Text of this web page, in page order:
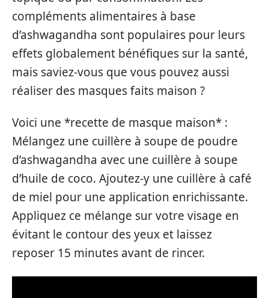
compléments alimentaires à base
d’ashwagandha sont populaires pour leurs
effets globalement bénéfiques sur la santé,
mais saviez-vous que vous pouvez aussi
réaliser des masques faits maison ?
Voici une *recette de masque maison* :
Mélangez une cuillère à soupe de poudre
d’ashwagandha avec une cuillère à soupe
d’huile de coco. Ajoutez-y une cuillère à café
de miel pour une application enrichissante.
Appliquez ce mélange sur votre visage en
évitant le contour des yeux et laissez
reposer 15 minutes avant de rincer.